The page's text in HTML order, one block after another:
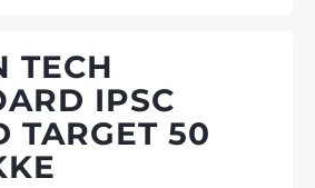
TECH
IPSC
TARGET 50